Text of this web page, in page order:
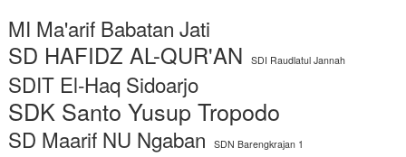
MI Ma'arif Babatan Jati
SD HAFIDZ AL-QUR'AN SDI Raudlatul Jannah
SDIT El-Haq Sidoarjo
SDK Santo Yusup Tropodo
SD Maarif NU Ngaban SDN Barengkrajan 1